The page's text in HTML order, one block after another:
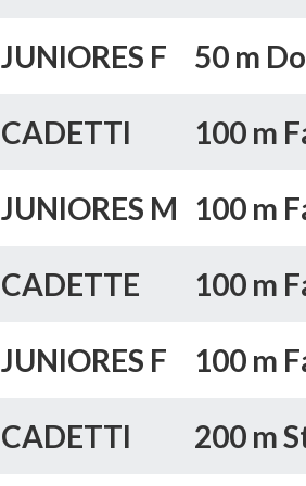
JUNIORES F 50 m
CADETTI 100 m
JUNIORES M 100 m
CADETTE 100 m
JUNIORES F 100 m
CADETTI 200 m